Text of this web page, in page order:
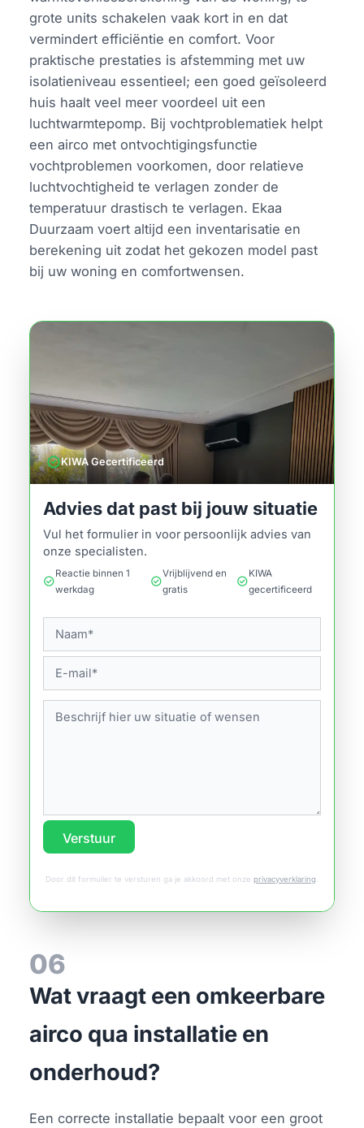
grote units schakelen vaak kort in en dat
vermindert efficiëntie en comfort. Voor
praktische prestaties is afstemming met uw
isolatieniveau essentieel; een goed geïsoleerd
huis haalt veel meer voordeel uit een
luchtwarmtepomp. Bij vochtproblematiek helpt
een airco met ontvochtigingsfunctie
vochtproblemen voorkomen, door relatieve
luchtvochtigheid te verlagen zonder de
temperatuur drastisch te verlagen. Ekaa
Duurzaam voert altijd een inventarisatie en
berekening uit zodat het gekozen model past
bij uw woning en comfortwensen.
verifiedKIWA Gecertificeerd
Advies dat past bij jouw situatie
Vul het formulier in voor persoonlijk advies van
onze specialisten.
check_circle
Reactie binnen 1
werkdag
check_circle
Vrijblijvend en
gratis
check_circle
KIWA
gecertificeerd
Verstuur
Door dit formulier te versturen ga je akkoord met onze privacyverklaring
06
Wat vraagt een omkeerbare
airco qua installatie en
onderhoud?
Een correcte installatie bepaalt voor een groot